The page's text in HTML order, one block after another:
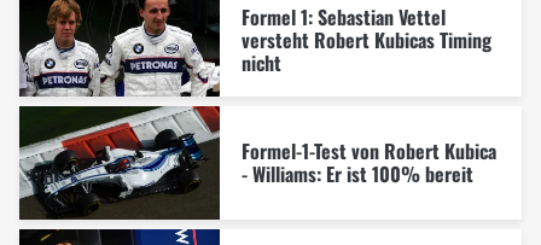
Formel 1: Sebastian Vettel
versteht Robert Kubicas Timing
nicht
Formel-1-Test von Robert Kubica
- Williams: Er ist 100% bereit